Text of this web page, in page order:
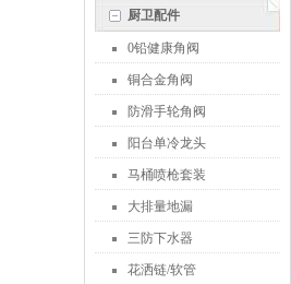
厨卫配件
0铅健康角阀
铜合金角阀
防滑手轮角阀
阳台单冷龙头
马桶喷枪套装
大排量地漏
三防下水器
花洒链/软管